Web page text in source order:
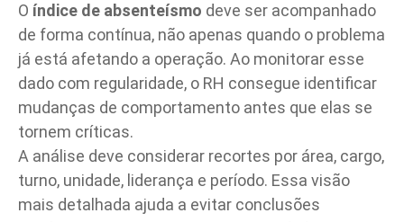
O índice de absenteísmo deve ser acompanhado
de forma contínua, não apenas quando o problema
já está afetando a operação. Ao monitorar esse
dado com regularidade, o RH consegue identificar
mudanças de comportamento antes que elas se
tornem críticas.
A análise deve considerar recortes por área, cargo,
turno, unidade, liderança e período. Essa visão
mais detalhada ajuda a evitar conclusões